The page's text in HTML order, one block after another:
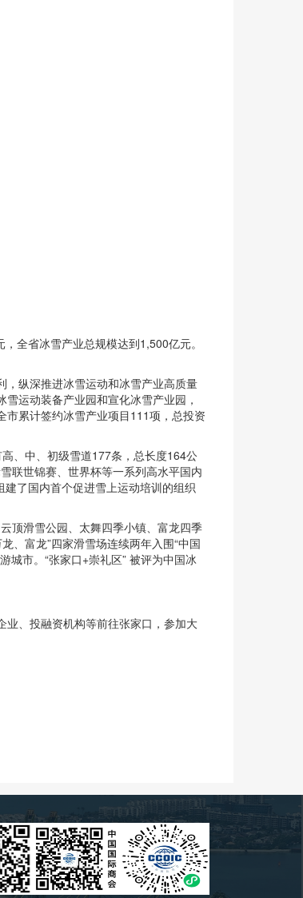
全省冰雪产业总规模达到1,500亿元。
，纵深推进冰雪运动和冰雪产业高质量
运动装备产业园和宣化冰雪产业园，
累计签约冰雪产业项目111项，总投资
、中、初级雪道177条，总长度164公
联世锦赛、世界杯等一系列高水平国内
了国内首个促进雪上运动培训的组织
顶滑雪公园、太舞四季小镇、富龙四季
、富龙”四家滑雪场连续两年入围“中国
城市。“张家口+崇礼区” 被评为中国冰
业、投融资机构等前往张家口，参加大